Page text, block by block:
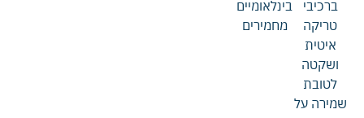
ברכיבי
טריקה
איטית
ושקטה
לטובת
שמירה על
בינלאומיים
מחמירים